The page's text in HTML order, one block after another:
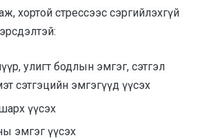
хортой стрессээс сэргийлэхгүй
улигт бодлын эмгэг, сэтгэл
сэтгэцийн эмгэгүүд үүсэх
үүсэх
эмгэг үүсэх